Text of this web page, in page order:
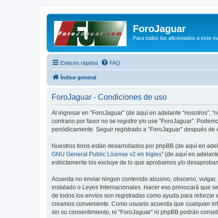
ForoJaguar
Para todos los aficionados a este
Enlaces rápidos FAQ
Índice general
ForoJaguar - Condiciones de uso
Al ingresar en “ForoJaguar” (de aquí en adelante “nosotros”,
contrario por favor no se registre y/o use “ForoJaguar”.
periódicamente. Seguir registrado a “ForoJaguar” después
Nuestros foros están desarrollados por phpBB (de aquí en
GNU General Public License v2 en Ingles” (de aquí en
estrictamente los excluye de lo que aprobamos y/o
Acuerda no enviar ningun contenido abusivo, obsceno,
instalado o Leyes Internacionales. Hacer eso provocará que
de todos los envíos son registradas como ayuda para
creamos conveniente. Como usuario acuerda que cualquier
sin su consentimiento, ni “ForoJaguar” ni phpBB podrán